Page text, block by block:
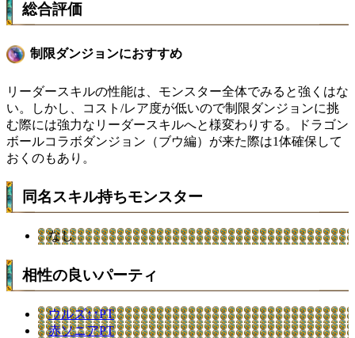
総合評価
制限ダンジョンにおすすめ
リーダースキルの性能は、モンスター全体でみると強くはな
い。しかし、コスト/レア度が低いので制限ダンジョンに挑
む際には強力なリーダースキルへと様変わりする。ドラゴン
ボールコラボダンジョン（ブウ編）が来た際は1体確保して
おくのもあり。
同名スキル持ちモンスター
なし
相性の良いパーティ
ウルズ↑↑PT
赤ソニアPT